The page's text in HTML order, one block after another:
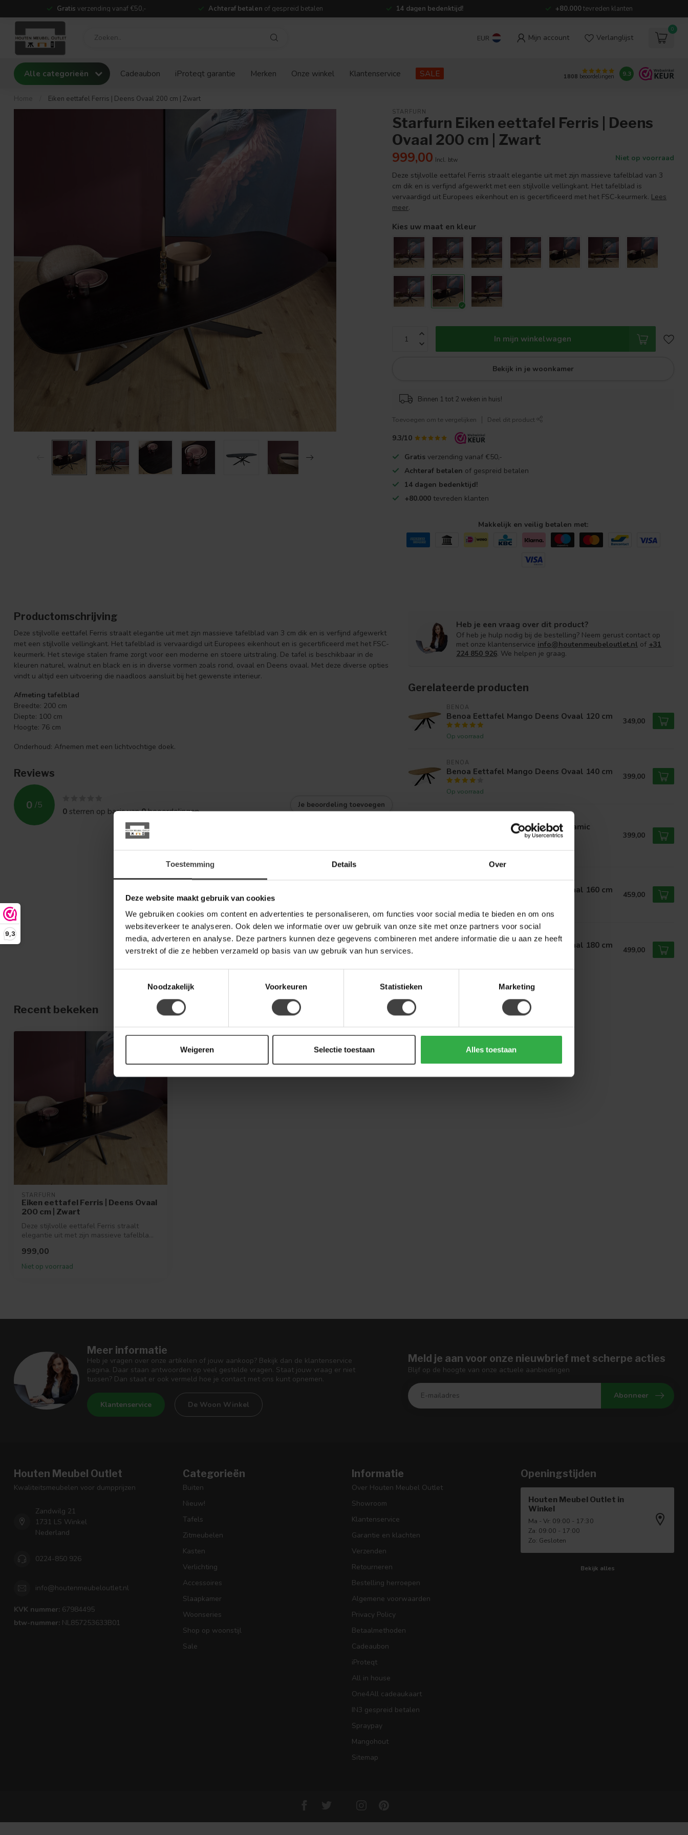
Toestemming Details Over
Deze website maakt gebruik van cookies
We gebruiken cookies om content en advertenties te personaliseren, om functies voor social media te bieden en om ons
websiteverkeer te analyseren. Ook delen we informatie over uw gebruik van onze site met onze partners voor social
media, adverteren en analyse. Deze partners kunnen deze gegevens combineren met andere informatie die u aan ze heeft
verstrekt of die ze hebben verzameld op basis van uw gebruik van hun services.
Noodzakelijk
Voorkeuren Statistieken Marketing
Weigeren Selectie toestaan Alles toestaan
9,3
Gratis verzending vanaf €50,- Achteraf betalen of gespreid betalen 14 dagen bedenktijd! +80.000tevreden klanten
EUR Mijn account Verlanglijst
0
Alle categorieën Cadeaubon iProteqt garantie Merken Onze winkel Klantenservice SALE 1808 beoordelingen 9.3
Home Eiken eettafel Ferris | Deens Ovaal 200 cm | Zwart
STARFURN
Starfurn Eiken eettafel Ferris | Deens
Ovaal 200 cm | Zwart
999,00 Incl. btw
Niet op voorraad
Deze stijlvolle eettafel Ferris straalt elegantie uit met zijn massieve tafelblad van 3
cm dik en is verfijnd afgewerkt met een stijlvolle vellingkant. Het tafelblad is
vervaardigd uit Europees eikenhout en is gecertificeerd met het FSC-keurmerk. Lees
meer.
Kies uw maat en kleur
In mijn winkelwagen
Bekijk in je woonkamer
Binnen 1 tot 2 weken in huis!
Toevoegen om te vergelijken Deel dit product
9.3/10
Gratis verzending vanaf €50,-
Achteraf betalen of gespreid betalen
14 dagen bedenktijd!
+80.000 tevreden klanten
Makkelijk en veilig betalen met:
Productomschrijving
Deze stijlvolle eettafel Ferris straalt elegantie uit met zijn massieve tafelblad van 3 cm dik en is verfijnd afgewerkt
met een stijlvolle vellingkant. Het tafelblad is vervaardigd uit Europees eikenhout en is gecertificeerd met het FSC-
keurmerk. Het stevige stalen frame zorgt voor een moderne en stoere uitstraling. De tafel is beschikbaar in de
kleuren naturel, walnut en black en is in diverse vormen zoals rond, ovaal en Deens ovaal. Met deze diverse opties
vindt u altijd een uitvoering die naadloos aansluit bij het gewenste interieur.
Afmeting tafelblad
Breedte: 200 cm
Diepte: 100 cm
Hoogte: 76 cm
Onderhoud: Afnemen met een lichtvochtige doek.
Reviews
0 /5
0sterren op basis van0beoordelingen
Je beoordeling toevoegen
Heb je een vraag over dit product?
Of heb je hulp nodig bij de bestelling? Neem gerust contact op
met onze klantenservice info@houtenmeubeloutlet.nl of +31
224 850 926. We helpen je graag.
Gerelateerde producten
BENOA
Benoa Eettafel Mango Deens Ovaal 120 cm
Op voorraad
349,00
BENOA
Benoa Eettafel Mango Deens Ovaal 140 cm
Op voorraad
399,00
WoonStijl Eetkamertafel 180 ceramic
399,00
BENOA
Benoa Eettafel Mango Deens Ovaal 160 cm
Op voorraad
459,00
BENOA
Benoa Eettafel Mango Deens Ovaal 180 cm 499,00
Recent bekeken
STARFURN
Eiken eettafel Ferris | Deens Ovaal
200 cm | Zwart
Deze stijlvolle eettafel Ferris straalt
elegantie uit met zijn massieve tafelbla...
999,00
Niet op voorraad
Meer informatie
Heb je vragen over onze artikelen of jouw aankoop? Bekijk dan de klantenservice
pagina. Daar staan antwoorden op veel gestelde vragen. Staat jouw vraag er niet
tussen? Dan staat er ook vermeld hoe je contact met ons kunt opnemen.
Klantenservice De Woon Winkel
Meld je aan voor onze nieuwbrief met scherpe acties
Blijf op de hoogte van onze actuele aanbiedingen
Abonneer
Houten Meubel Outlet
Kwaliteitsmeubelen voor dumpprijzen
Zandwilg 21
1731 LS Winkel
Nederland
0224-850 926
info@houtenmeubeloutlet.nl
KVK nummer: 67984495
btw-nummer: NL857253633B01
Categorieën
Buiten
Nieuw!
Tafels
Zitmeubelen
Kasten
Verlichting
Accessoires
Slaapkamer
Woonseries
Shop op woonstijl
Sale
Informatie
Over Houten Meubel Outlet
Showroom
Klantenservice
Garantie en klachten
Verzenden
Retourneren
Bestelling herroepen
Algemene voorwaarden
Privacy Policy
Betaalmethoden
Cadeaubon
iProteqt
All in house
One4All cadeaukaart
IN3 gespreid betalen
Spraypay
Mangohout
Sitemap
Openingstijden
Houten Meubel Outlet in
Winkel
Ma - Vr: 09:00 - 17:30
Za: 09:00 - 17:00
Zo: Gesloten
Bekijk alles